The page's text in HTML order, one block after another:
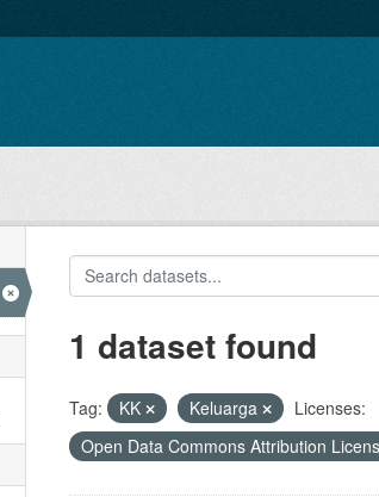
1 dataset found
Tag: KK Keluarga
Licenses:
Open Data Commons Attribution